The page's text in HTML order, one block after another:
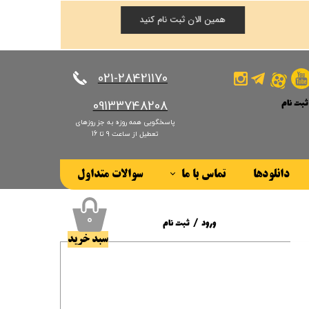
​​​​​​​021-28421170
​​​​​​​09133748208
پاسخگویی همه روزه به جز روزهای
تعطیل از ساعت 9 تا 16
دانلودها تماس با ما سوالات متداول
ثبت نام
من
واژه
همین الان ثبت نام کنید
۰
سبد خرید
ورود / ثبت نام
حساب کاربری من